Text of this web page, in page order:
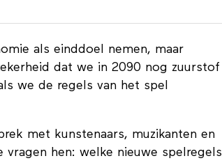
als einddoel nemen, maar
dat we in 2090 nog zuurstof
we de regels van het spel
met kunstenaars, muzikanten en
hen: welke nieuwe spelregels